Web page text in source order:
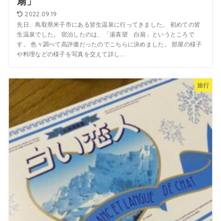
2022.09.19
先日、鳥取県米子市にある皆生温泉に行ってきました。 初めての皆
生温泉でした。 宿泊したのは、「湯喜望 白扇」というところで
す。 色々調べて高評価だったのでこちらに決めました。 部屋の様子
や料理などの様子を写真を交えて詳し...
旅行